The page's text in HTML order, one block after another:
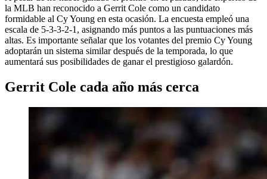
la MLB han reconocido a Gerrit Cole como un candidato
formidable al Cy Young en esta ocasión. La encuesta empleó una
escala de 5-3-3-2-1, asignando más puntos a las puntuaciones más
altas. Es importante señalar que los votantes del premio Cy Young
adoptarán un sistema similar después de la temporada, lo que
aumentará sus posibilidades de ganar el prestigioso galardón.
Gerrit Cole cada año más cerca